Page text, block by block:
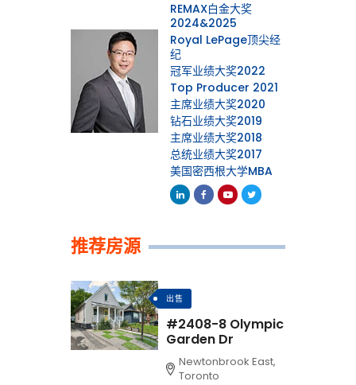
REMAX白金大奖
2024&2025
Royal LePage顶尖经
纪
冠军业绩大奖2022
Top Producer 2021
主席业绩大奖2020
钻石业绩大奖2019
主席业绩大奖2018
总统业绩大奖2017
美国密西根大学MBA
推荐房源
出售
#2408-8 Olympic
Garden Dr
Newtonbrook East,
Toronto